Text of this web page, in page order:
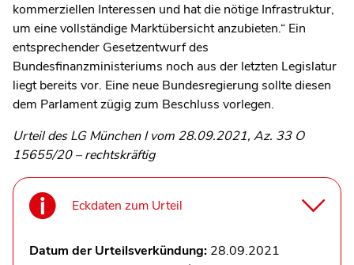
kommerziellen Interessen und hat die nötige Infrastruktur,
um eine vollständige Marktübersicht anzubieten.“ Ein
entsprechender Gesetzentwurf des
Bundesfinanzministeriums noch aus der letzten Legislatur
liegt bereits vor. Eine neue Bundesregierung sollte diesen
dem Parlament zügig zum Beschluss vorlegen.
Urteil des LG München I vom 28.09.2021, Az. 33 O
15655/20 – rechtskräftig
Eckdaten zum Urteil
Datum der Urteilsverkündung: 28.09.2021